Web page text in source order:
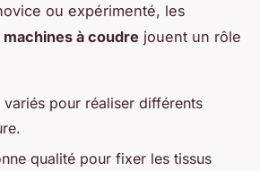
ou expérimenté, les
à coudre jouent un rôle
variés pour réaliser différents
qualité pour fixer les tissus